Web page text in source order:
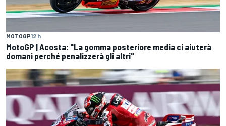
MOTOGP12 h
MotoGP | Acosta: "La gomma posteriore media ci aiuterà
domani perché penalizzerà gli altri"